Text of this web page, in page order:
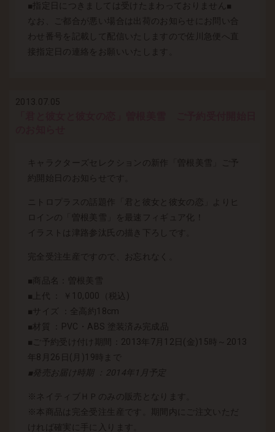
■指定日につきましては受けたまわっておりません■
なお、ご都合が悪い場合は出荷のお知らせにお問い合
わせ番号を記載して配信いたしますので佐川急便へ直
接指定日の連絡をお願いいたします。
2013.07.05
キャラクターズセレクションの新作「曽根美雪」ご予
約開始日のお知らせです。
ニトロプラスの話題作「君と彼女と彼女の恋」よりヒ
ロインの「曽根美雪」を最速フィギュア化！
イラストは津路参汰氏の描き下ろしです。
完全受注生産ですので、お忘れなく。
■商品名：曽根美雪
■上代 ： ￥10,000（税込)
■サイズ ：全高約18cm
■材質 ：PVC・ABS 塗装済み完成品
■ご予約受け付け期間：2013年7月12日(金)15時～2013
年8月26日(月)19時まで
■発売お届け時期 ：2014年1月予定
※ネイティブＨＰのみの販売となります。
※本商品は完全受注生産です。期間内にご注文いただ
ければ確実に手に入ります。